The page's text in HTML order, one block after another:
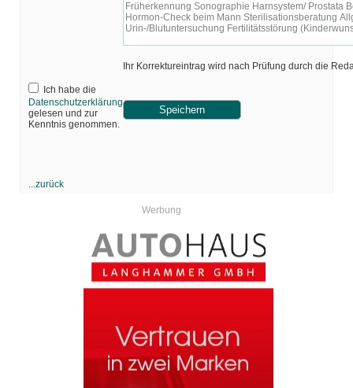
Ihr Korrektureintrag wird nach Prüfung durch die
Ich habe die
Datenschutzerklärung
gelesen und zur
Kenntnis genommen.
...zurück
Werbung